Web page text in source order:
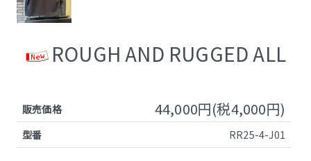
ROUGH AND RUGGED ALL
販売価格 44,000円(税4,000円)
型番 RR25-4-J01